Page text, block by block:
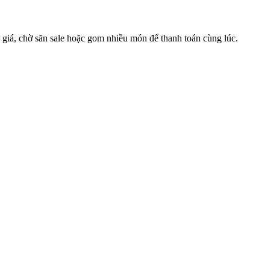
chờ săn sale hoặc gom nhiều món để thanh toán cùng lúc.